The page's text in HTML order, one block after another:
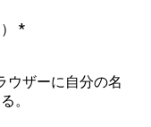
*
ウザーに自分の名
。